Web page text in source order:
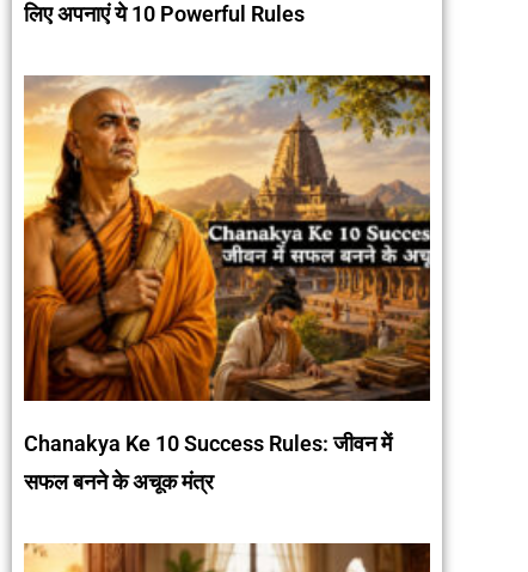
लिए अपनाएं ये 10 Powerful Rules
Chanakya Ke 10 Success Rules: जीवन में
सफल बनने के अचूक मंत्र